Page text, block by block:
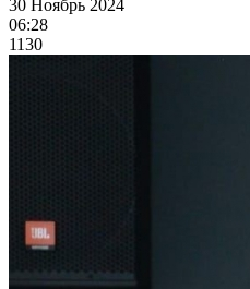
30 Ноябрь 2024
06:28
1130